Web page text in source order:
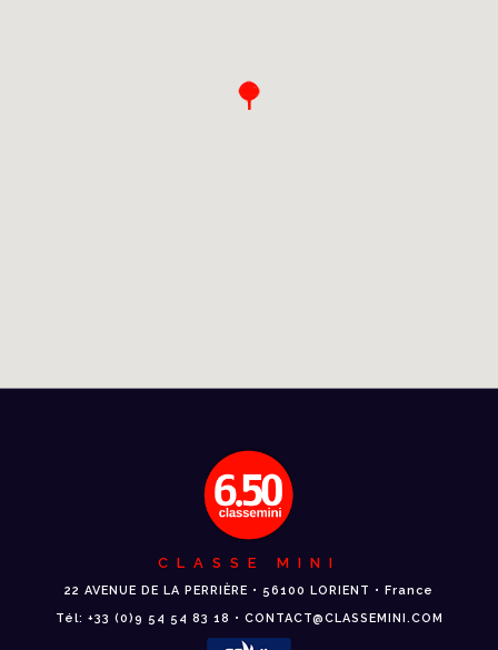
CLASSE MINI
22 AVENUE DE LA PERRIÈRE • 56100 LORIENT • France
Tél: +33 (0)9 54 54 83 18 • CONTACT@CLASSEMINI.COM